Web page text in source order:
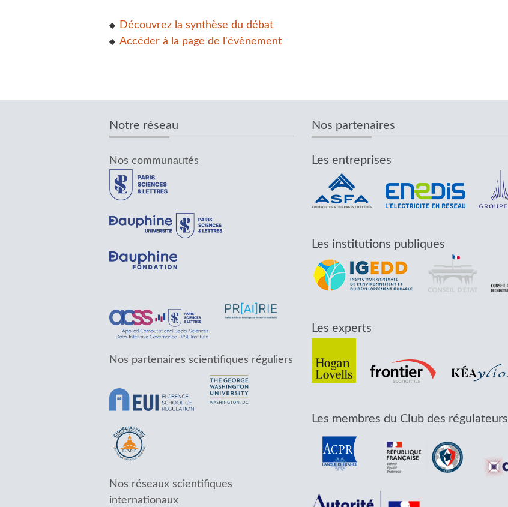
Découvrez la synthèse du débat
Accéder à la page de l'évènement
Notre réseau
Nos communautés
Nos partenaires scientifiques réguliers
Nos réseaux scientifiques
internationaux
Nos partenaires
Les entreprises
Les institutions publiques
Les experts
Les membres du Club des régulateurs